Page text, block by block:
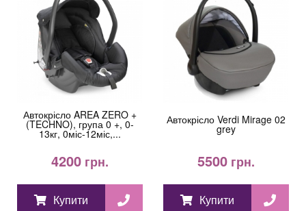
Автокрісло AREA ZERO +
(TECHNO), група 0 +, 0-
13кг, 0міс-12міс,...
4200 грн.
Купити
Автокрісло Verdi Mirage 02
grey
5500 грн.
Купити